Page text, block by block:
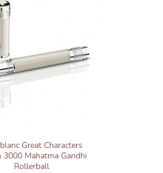
das Resultat unserer über
mit Schreibgeräten.
Great Characters
3000 Mahatma Gandhi
Rollerball